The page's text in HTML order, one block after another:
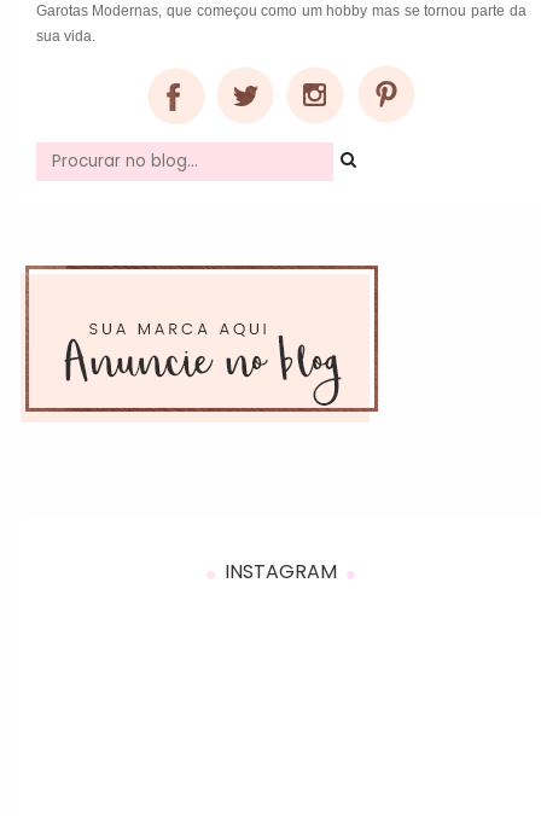
Garotas Modernas, que começou como um hobby mas se tornou parte da
sua vida.
INSTAGRAM